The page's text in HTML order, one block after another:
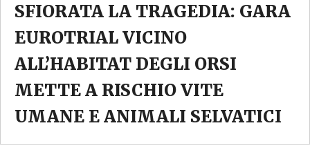
SFIORATA LA TRAGEDIA: GARA
EUROTRIAL VICINO
ALL’HABITAT DEGLI ORSI
METTE A RISCHIO VITE
UMANE E ANIMALI SELVATICI